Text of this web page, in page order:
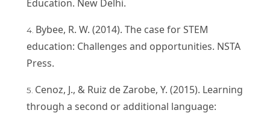
Education. New Delhi.
Bybee, R. W. (2014). The case for STEM
education: Challenges and opportunities. NSTA
Press.
Cenoz, J., & Ruiz de Zarobe, Y. (2015). Learning
through a second or additional language: